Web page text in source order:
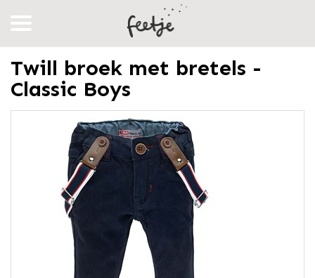
Twill broek met bretels -
Classic Boys